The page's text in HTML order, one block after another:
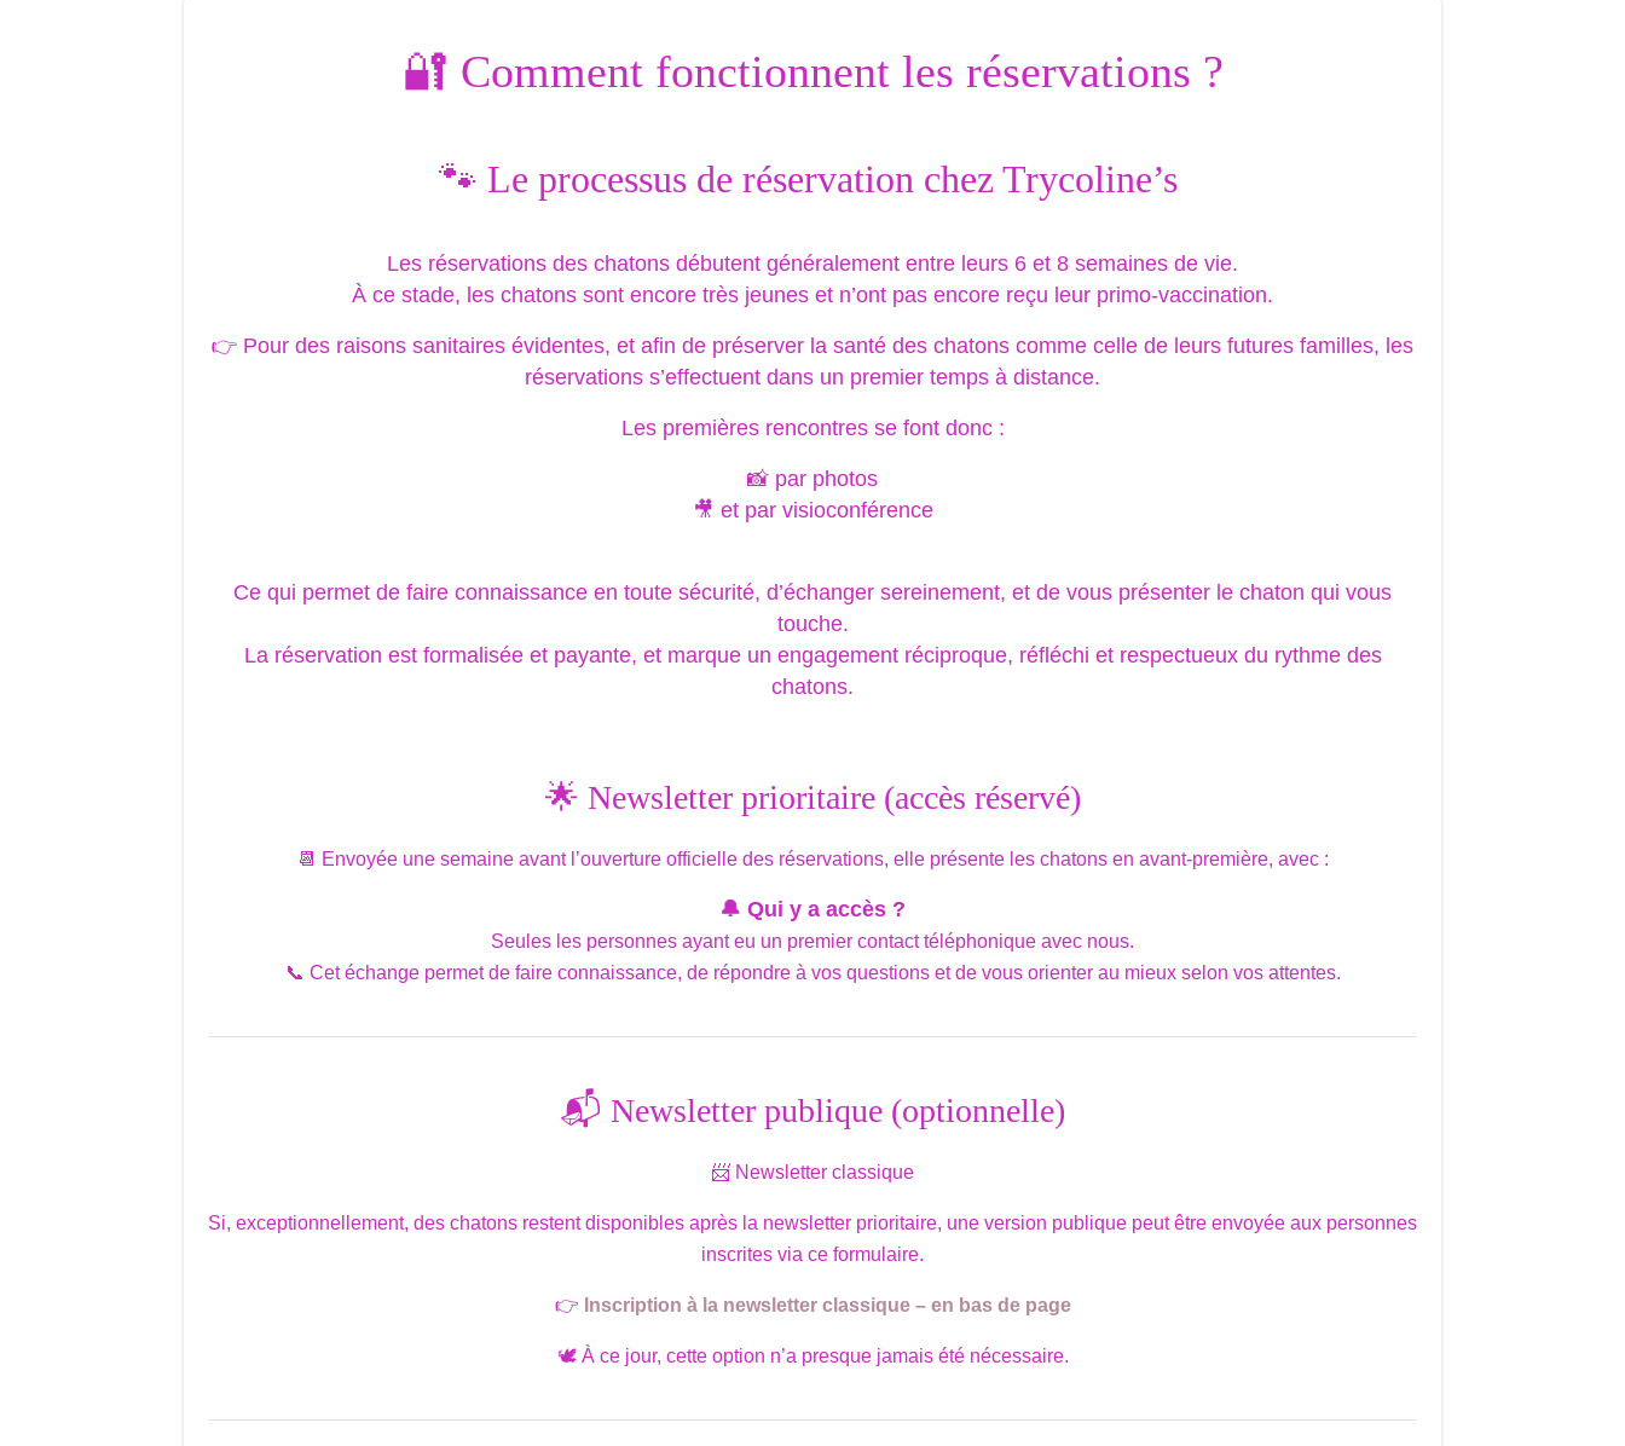
🔐 Comment fonctionnent les réservations ?
🐾 Le processus de réservation chez Trycoline’s
Les réservations des chatons débutent généralement entre leurs 6 et 8 semaines de vie.
À ce stade, les chatons sont encore très jeunes et n’ont pas encore reçu leur primo-vaccination.
👉 Pour des raisons sanitaires évidentes, et afin de préserver la santé des chatons comme celle de leurs futures familles, les
réservations s’effectuent dans un premier temps à distance.
Les premières rencontres se font donc :
📸 par photos
🎥 et par visioconférence
Ce qui permet de faire connaissance en toute sécurité, d’échanger sereinement, et de vous présenter le chaton qui vous
touche.
La réservation est formalisée et payante, et marque un engagement réciproque, réfléchi et respectueux du rythme des
chatons.
🌟 Newsletter prioritaire (accès réservé)
📆 Envoyée une semaine avant l’ouverture officielle des réservations, elle présente les chatons en avant-première, avec :
🔔 Qui y a accès ?
Seules les personnes ayant eu un premier contact téléphonique avec nous.
📞 Cet échange permet de faire connaissance, de répondre à vos questions et de vous orienter au mieux selon vos attentes.
📬 Newsletter publique (optionnelle)
📨 Newsletter classique
Si, exceptionnellement, des chatons restent disponibles après la newsletter prioritaire, une version publique peut être envoyée aux personnes
inscrites via ce formulaire.
👉 Inscription à la newsletter classique – en bas de page
🕊️ À ce jour, cette option n’a presque jamais été nécessaire.